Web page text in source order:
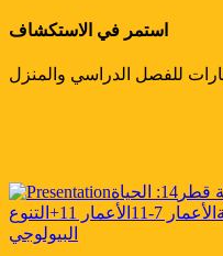
استمر في الاستكشاف
للفصل الدراسي والمنزل
قطر
14: الحياة
الأعمار 7-11 الأعمار 11+
التنوع
البيولوجي